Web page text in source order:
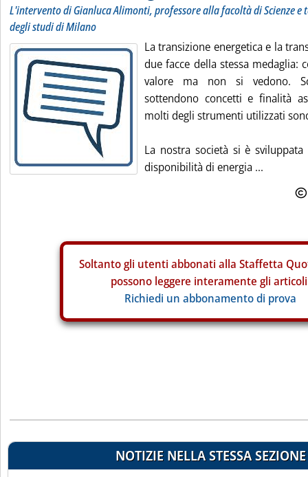
L'intervento di Gianluca Alimonti, professore alla facoltà di Scienze
degli studi di Milano
La transizione energetica e la
due facce della stessa medaglia:
valore ma non si vedono.
sottendono concetti e finalità
molti degli strumenti utilizzati
La nostra società si è sviluppata
disponibilità di energia ...
Soltanto gli utenti abbonati alla Staffetta
possono leggere interamente gli
Richiedi un abbonamento di prova
NOTIZIE NELLA STESSA SEZIONE